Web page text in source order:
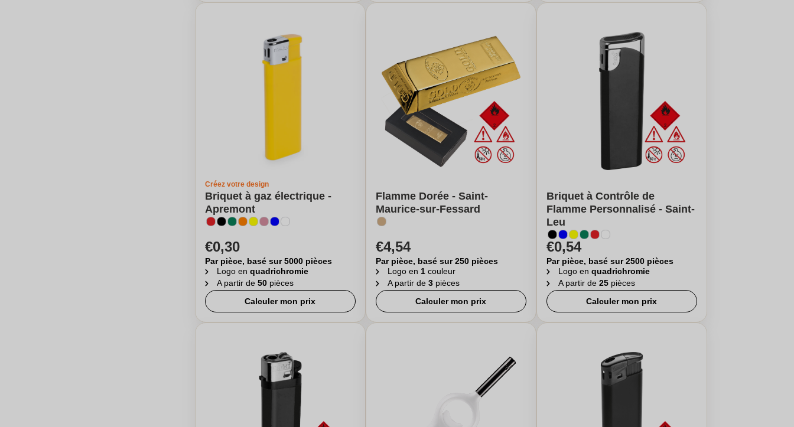
Créez votre design
Briquet à gaz électrique -
Apremont
€0,30
Par pièce, basé sur 5000 pièces
Logo en quadrichromie
A partir de 50 pièces
Calculer mon prix
Flamme Dorée - Saint-
Maurice-sur-Fessard
€4,54
Par pièce, basé sur 250 pièces
Logo en 1couleur
A partir de 3pièces
Calculer mon prix
Briquet à Contrôle de
Flamme Personnalisé - Saint-
Leu
€0,54
Par pièce, basé sur 2500 pièces
Logo en quadrichromie
A partir de 25pièces
Calculer mon prix